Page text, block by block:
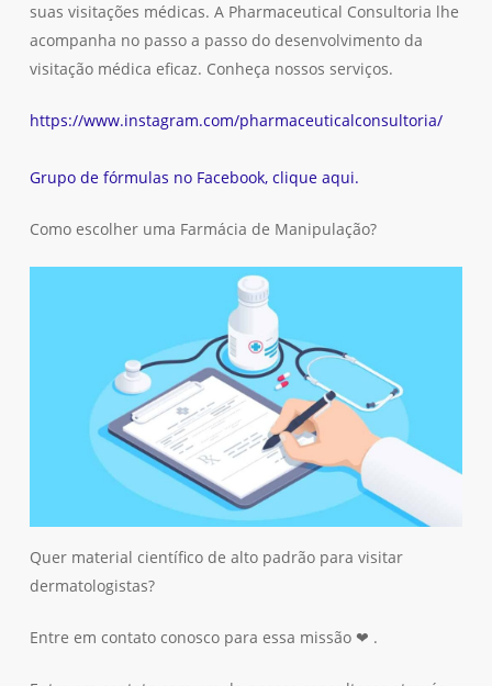
Nenhum produto no carrinho.
suas visitações médicas. A Pharmaceutical Consultoria lhe
acompanha no passo a passo do desenvolvimento da
visitação médica eficaz. Conheça nossos serviços.
https://www.instagram.com/pharmaceuticalconsultoria/
Grupo de fórmulas no Facebook, clique aqui.
Como escolher uma Farmácia de Manipulação?
Quer material científico de alto padrão para visitar
dermatologistas?
Entre em contato conosco para essa missão ❤ .